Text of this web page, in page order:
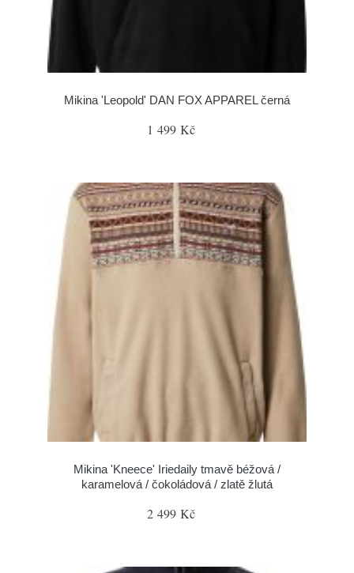
Mikina 'Leopold' DAN FOX APPAREL černá
1 499 Kč
Mikina 'Kneece' Iriedaily tmavě béžová /
karamelová / čokoládová / zlatě žlutá
2 499 Kč